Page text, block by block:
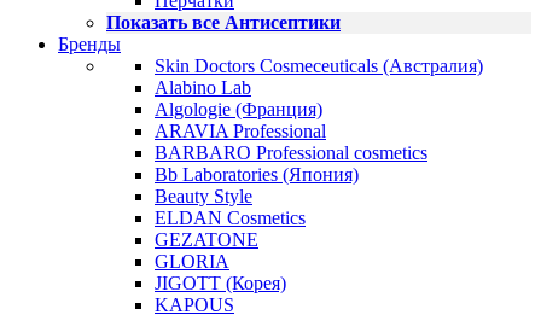
Показать все Антисептики
Бренды
Skin Doctors Cosmeceuticals (Австралия)
Alabino Lab
Algologie (Франция)
ARAVIA Professional
BARBARO Professional cosmetics
Bb Laboratories (Япония)
Beauty Style
ELDAN Cosmetics
GEZATONE
GLORIA
JIGOTT (Корея)
KAPOUS